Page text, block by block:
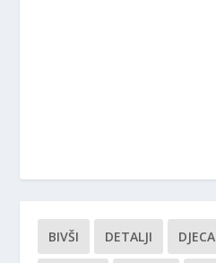
BIVŠI DETALJI DJECA